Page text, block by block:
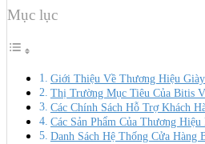
Mục lục
Giới Thiệu Về Thương Hiệu
Thị Trường Mục Tiêu Của Bitis
Các Chính Sách Hỗ Trợ Khách
Các Sản Phẩm Của Thương
Danh Sách Hệ Thống Cửa Hàng